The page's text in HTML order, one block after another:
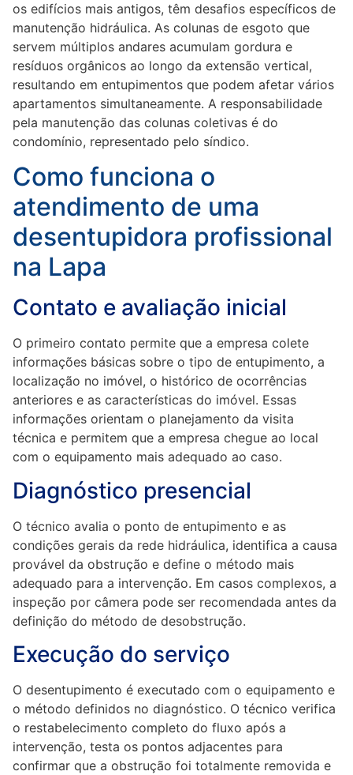
os edifícios mais antigos, têm desafios específicos de
manutenção hidráulica. As colunas de esgoto que
servem múltiplos andares acumulam gordura e
resíduos orgânicos ao longo da extensão vertical,
resultando em entupimentos que podem afetar vários
apartamentos simultaneamente. A responsabilidade
pela manutenção das colunas coletivas é do
condomínio, representado pelo síndico.
Como funciona o
atendimento de uma
desentupidora profissional
na Lapa
Contato e avaliação inicial
O primeiro contato permite que a empresa colete
informações básicas sobre o tipo de entupimento, a
localização no imóvel, o histórico de ocorrências
anteriores e as características do imóvel. Essas
informações orientam o planejamento da visita
técnica e permitem que a empresa chegue ao local
com o equipamento mais adequado ao caso.
Diagnóstico presencial
O técnico avalia o ponto de entupimento e as
condições gerais da rede hidráulica, identifica a causa
provável da obstrução e define o método mais
adequado para a intervenção. Em casos complexos, a
inspeção por câmera pode ser recomendada antes da
definição do método de desobstrução.
Execução do serviço
O desentupimento é executado com o equipamento e
o método definidos no diagnóstico. O técnico verifica
o restabelecimento completo do fluxo após a
intervenção, testa os pontos adjacentes para
confirmar que a obstrução foi totalmente removida e